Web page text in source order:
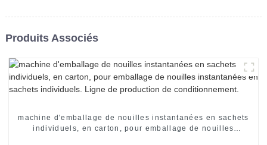
Produits Associés
machine d'emballage de nouilles instantanées en sachets
individuels, en carton, pour emballage de nouilles